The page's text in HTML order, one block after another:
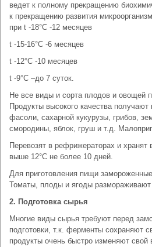
ведет к полному прекращению
к прекращению развития
при t -18°C -12 месяцев
t -15-16°C -6 месяцев
t -12°C -10 месяцев
t -9°C –до 7 суток.
Не все виды и сорта плодов и овощей
Продукты высокого качества
фасоли, сахарной кукурузы, грибов,
смородины, яблок, груш и т.д.
Перевозят в рефрижераторах и
выше 12°C не более 10 дней.
Для приготовления пищи
Томаты, плоды и ягоды размораживают
2. Подготовка сырья
Многие виды сырья требуют перед
подготовки, т.к. ферменты сохраняют
продукты очень быстро изменяют